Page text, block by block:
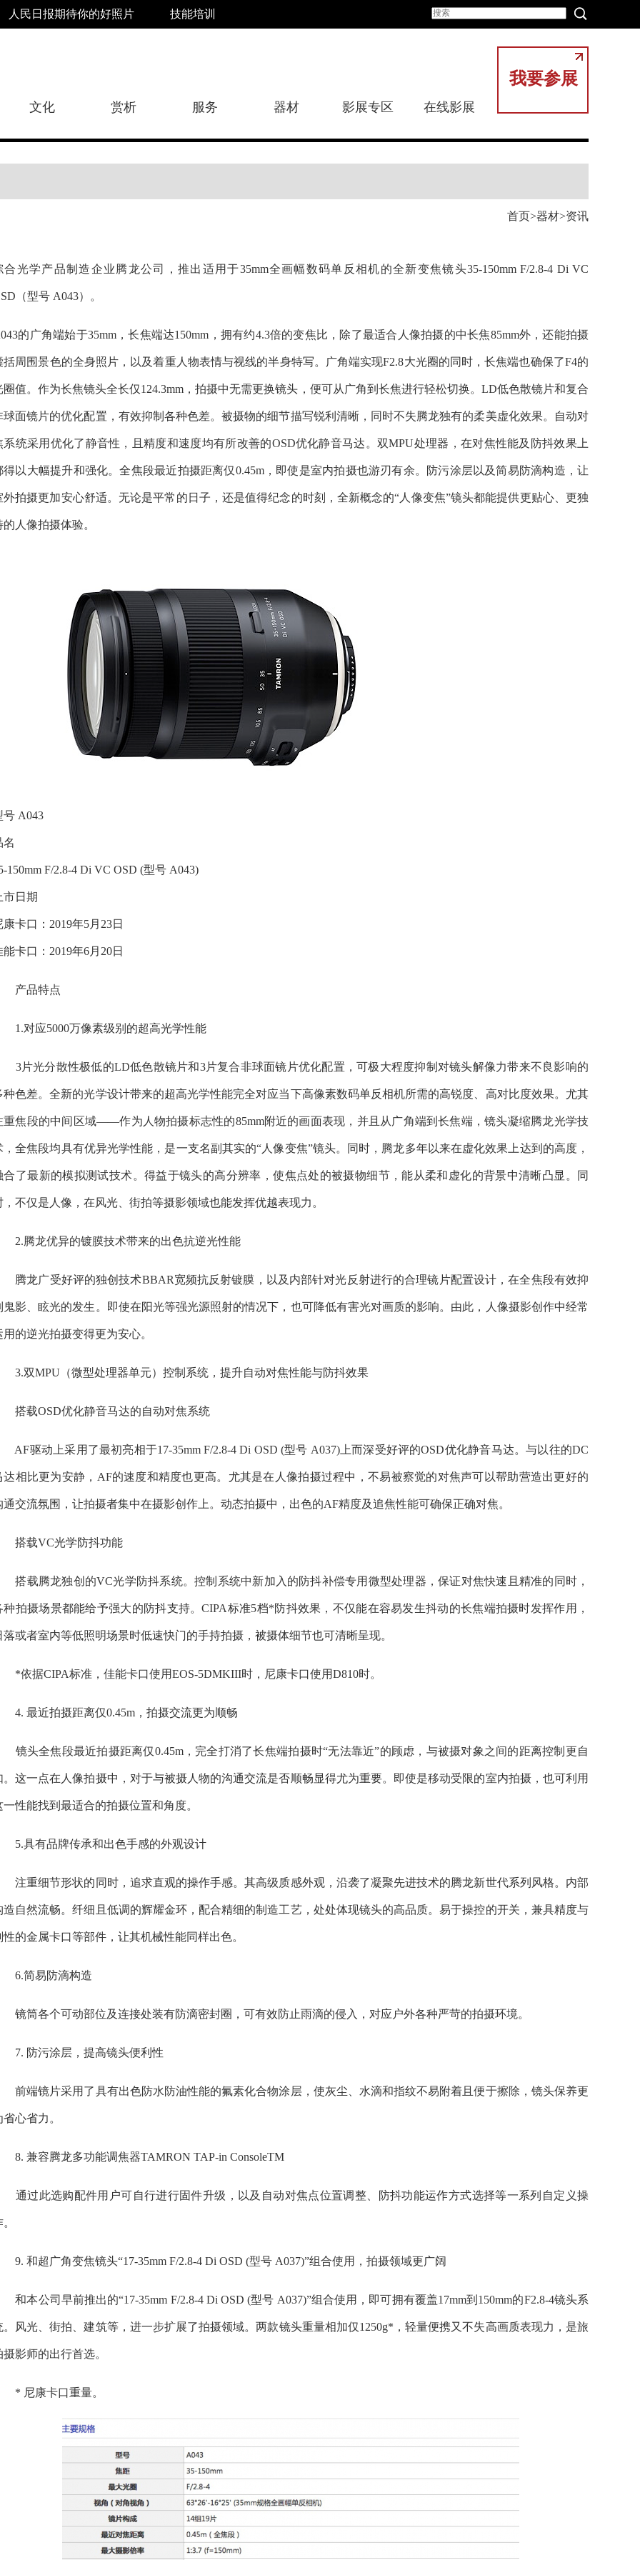
人民日报期待你的好照片 技能培训
我要参展
文化 赏析 服务 器材 影展专区 在线影展
首页 器材 资讯
合光学产品制造企业腾龙公司，推出适用于35mm全画幅数码单反相机的全新变焦镜头35-150mm F/2.8-4 Di VC
（型号 A043）。
的广角端始于35mm，长焦端达150mm，拥有约4.3倍的变焦比，除了最适合人像拍摄的中长焦85mm外，还能拍摄
括周围景色的全身照片，以及着重人物表情与视线的半身特写。广角端实现F2.8大光圈的同时，长焦端也确保了F4的
圈值。作为长焦镜头全长仅124.3mm，拍摄中无需更换镜头，便可从广角到长焦进行轻松切换。LD低色散镜片和复合
球面镜片的优化配置，有效抑制各种色差。被摄物的细节描写锐利清晰，同时不失腾龙独有的柔美虚化效果。自动对
系统采用优化了静音性，且精度和速度均有所改善的OSD优化静音马达。双MPU处理器，在对焦性能及防抖效果上
得以大幅提升和强化。全焦段最近拍摄距离仅0.45m，即使是室内拍摄也游刃有余。防污涂层以及简易防滴构造，让
外拍摄更加安心舒适。无论是平常的日子，还是值得纪念的时刻，全新概念的“人像变焦”镜头都能提供更贴心、更独
的人像拍摄体验。
号 A043
名
150mm F/2.8-4 Di VC OSD (型号 A043)
市日期
康卡口：2019年5月23日
能卡口：2019年6月20日
品特点
对应5000万像素级别的超高光学性能
光分散性极低的LD低色散镜片和3片复合非球面镜片优化配置，可极大程度抑制对镜头解像力带来不良影响的
种色差。全新的光学设计带来的超高光学性能完全对应当下高像素数码单反相机所需的高锐度、高对比度效果。尤其
重焦段的中间区域——作为人物拍摄标志性的85mm附近的画面表现，并且从广角端到长焦端，镜头凝缩腾龙光学技
，全焦段均具有优异光学性能，是一支名副其实的“人像变焦”镜头。同时，腾龙多年以来在虚化效果上达到的高度，
合了最新的模拟测试技术。得益于镜头的高分辨率，使焦点处的被摄物细节，能从柔和虚化的背景中清晰凸显。同
，不仅是人像，在风光、街拍等摄影领域也能发挥优越表现力。
腾龙优异的镀膜技术带来的出色抗逆光性能
龙广受好评的独创技术BBAR宽频抗反射镀膜，以及内部针对光反射进行的合理镜片配置设计，在全焦段有效抑
鬼影、眩光的发生。即使在阳光等强光源照射的情况下，也可降低有害光对画质的影响。由此，人像摄影创作中经常
用的逆光拍摄变得更为安心。
双MPU（微型处理器单元）控制系统，提升自动对焦性能与防抖效果
载OSD优化静音马达的自动对焦系统
驱动上采用了最初亮相于17-35mm F/2.8-4 Di OSD (型号 A037)上而深受好评的OSD优化静音马达。与以往的DC
达相比更为安静，AF的速度和精度也更高。尤其是在人像拍摄过程中，不易被察觉的对焦声可以帮助营造出更好的
通交流氛围，让拍摄者集中在摄影创作上。动态拍摄中，出色的AF精度及追焦性能可确保正确对焦。
载VC光学防抖功能
载腾龙独创的VC光学防抖系统。控制系统中新加入的防抖补偿专用微型处理器，保证对焦快速且精准的同时，
种拍摄场景都能给予强大的防抖支持。CIPA标准5档*防抖效果，不仅能在容易发生抖动的长焦端拍摄时发挥作用，
落或者室内等低照明场景时低速快门的手持拍摄，被摄体细节也可清晰呈现。
据CIPA标准，佳能卡口使用EOS-5DMKIII时，尼康卡口使用D810时。
最近拍摄距离仅0.45m，拍摄交流更为顺畅
头全焦段最近拍摄距离仅0.45m，完全打消了长焦端拍摄时“无法靠近”的顾虑，与被摄对象之间的距离控制更自
。这一点在人像拍摄中，对于与被摄人物的沟通交流是否顺畅显得尤为重要。即使是移动受限的室内拍摄，也可利用
一性能找到最适合的拍摄位置和角度。
具有品牌传承和出色手感的外观设计
重细节形状的同时，追求直观的操作手感。其高级质感外观，沿袭了凝聚先进技术的腾龙新世代系列风格。内部
造自然流畅。纤细且低调的辉耀金环，配合精细的制造工艺，处处体现镜头的高品质。易于操控的开关，兼具精度与
性的金属卡口等部件，让其机械性能同样出色。
简易防滴构造
筒各个可动部位及连接处装有防滴密封圈，可有效防止雨滴的侵入，对应户外各种严苛的拍摄环境。
防污涂层，提高镜头便利性
端镜片采用了具有出色防水防油性能的氟素化合物涂层，使灰尘、水滴和指纹不易附着且便于擦除，镜头保养更
省心省力。
兼容腾龙多功能调焦器TAMRON TAP-in ConsoleTM
过此选购配件用户可自行进行固件升级，以及自动对焦点位置调整、防抖功能运作方式选择等一系列自定义操
和超广角变焦镜头“17-35mm F/2.8-4 Di OSD (型号 A037)”组合使用，拍摄领域更广阔
本公司早前推出的“17-35mm F/2.8-4 Di OSD (型号 A037)”组合使用，即可拥有覆盖17mm到150mm的F2.8-4镜头系
。风光、街拍、建筑等，进一步扩展了拍摄领域。两款镜头重量相加仅1250g*，轻量便携又不失高画质表现力，是旅
摄影师的出行首选。
康卡口重量。